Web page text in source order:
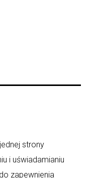
strony
i uświadamianiu
zapewnienia